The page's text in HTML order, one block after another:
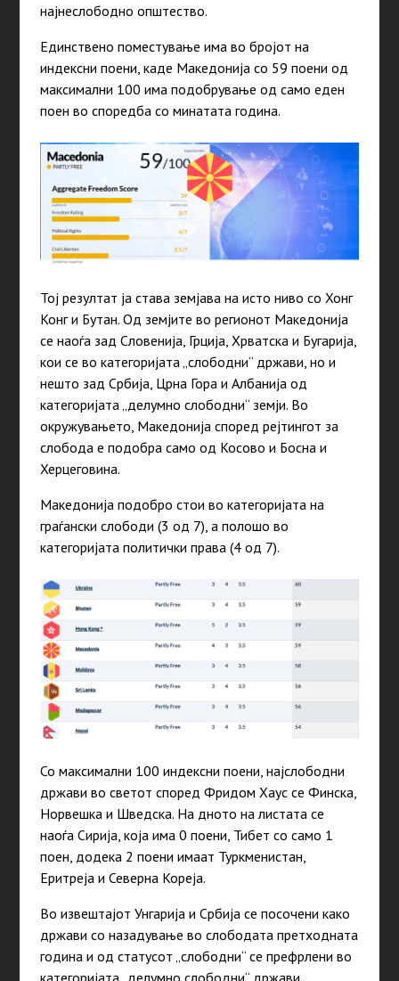
најнеслободно општество.
Единствено поместување има во бројот на
индексни поени, каде Македонија со 59 поени од
максимални 100 има подобрување од само еден
поен во споредба со минатата година.
Тој резултат ја става земјава на исто ниво со Хонг
Конг и Бутан. Од земјите во регионот Македонија
се наоѓа зад Словенија, Грција, Хрватска и Бугарија,
кои се во категоријата „слободни“ држави, но и
нешто зад Србија, Црна Гора и Албанија од
категоријата „делумно слободни“ земји. Во
окружувањето, Македонија според рејтингот за
слобода е подобра само од Косово и Босна и
Херцеговина.
Македонија подобро стои во категоријата на
граѓански слободи (3 од 7), а полошо во
категоријата политички права (4 од 7).
Со максимални 100 индексни поени, најслободни
држави во светот според Фридом Хаус се Финска,
Норвешка и Шведска. На дното на листата се
наоѓа Сирија, која има 0 поени, Тибет со само 1
поен, додека 2 поени имаат Туркменистан,
Еритреја и Северна Кореја.
Во извештајот Унгарија и Србија се посочени како
држави со назадување во слободата претходната
година и од статусот „слободни“ се префрлени во
категоријата „делумно слободни“ држави.